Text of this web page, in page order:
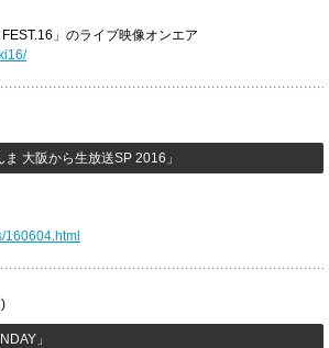
」のライブ映像オンエア
大阪から生放送SP 2016」
160604.html
」